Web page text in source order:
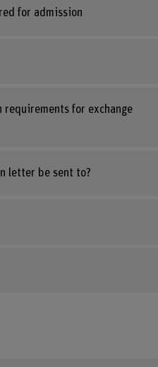
for admission
requirements for exchange
letter be sent to?